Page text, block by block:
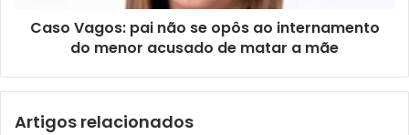
Caso Vagos: pai não se opôs ao internamento
do menor acusado de matar a mãe
Artigos relacionados